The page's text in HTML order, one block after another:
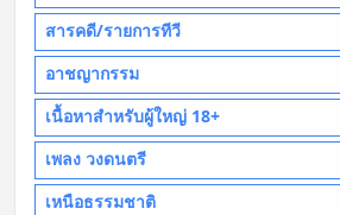
สารคดี/รายการทีวี
อาชญากรรม
เนื้อหาสำหรับผู้ใหญ่ 18+
เพลง วงดนตรี
เหนือธรรมชาติ